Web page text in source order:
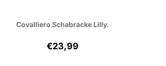
Covalliero Schabracke Lilly.
Preis: 23,99, ohne MwSt.: 19,83
€23,99